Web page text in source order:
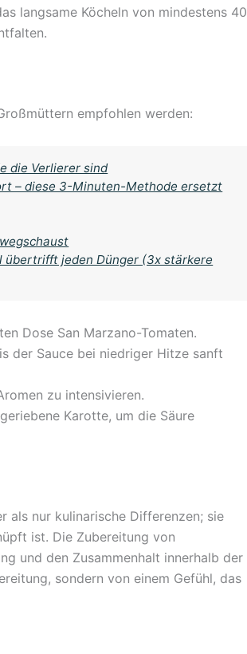
langsame Köcheln von mindestens 40
empfohlen werden:
die Verlierer sind
– diese 3-Minuten-Methode ersetzt
übertrifft jeden Dünger (3x stärkere
Dose San Marzano-Tomaten.
der Sauce bei niedriger Hitze sanft
zu intensivieren.
Karotte, um die Säure
als nur kulinarische Differenzen; sie
ist. Die Zubereitung von
und den Zusammenhalt innerhalb der
sondern von einem Gefühl, das